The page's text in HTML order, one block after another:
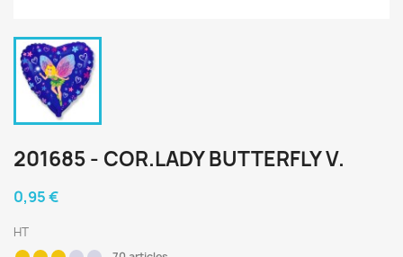
201685 - COR.LADY BUTTERFLY V.
0,95 €
HT